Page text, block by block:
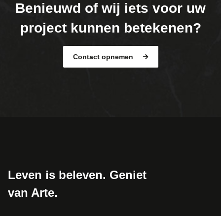
Benieuwd of wij iets voor uw
project kunnen betekenen?
Contact opnemen
Leven is beleven. Geniet
van Arte.